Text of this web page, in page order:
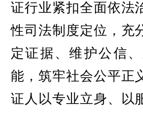
证行业紧扣全面依法
性司法制度定位，充
定证据、维护公信
能，筑牢社会公平正
证人以专业立身、以